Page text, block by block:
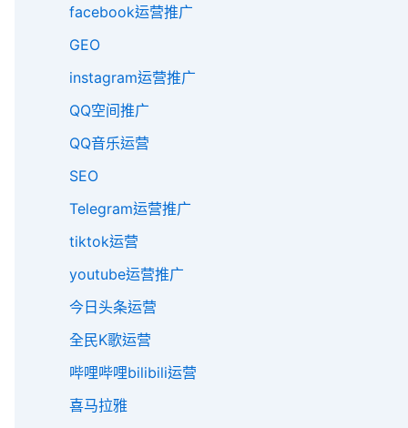
facebook运营推广
GEO
instagram运营推广
QQ空间推广
QQ音乐运营
SEO
Telegram运营推广
tiktok运营
youtube运营推广
今日头条运营
全民K歌运营
哔哩哔哩bilibili运营
喜马拉雅